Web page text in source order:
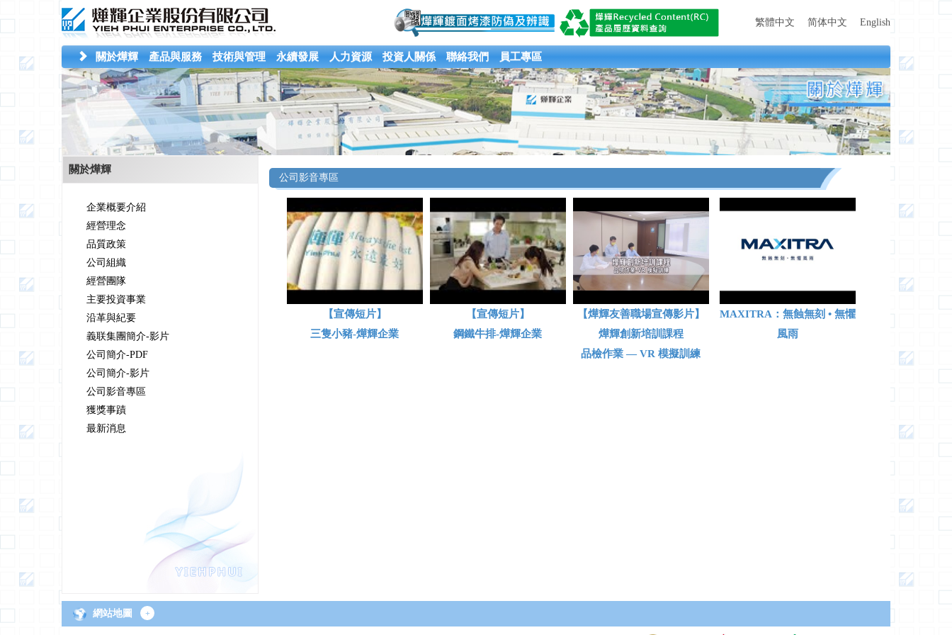
繁體中文 简体中文 English
關於燁輝 產品與服務 技術與管理 永續發展 人力資源 投資人關係 聯絡我們 員工專區
關於燁輝
企業概要介紹
經營理念
品質政策
公司組織
經營團隊
主要投資事業
沿革與紀要
義联集團簡介-影片
公司簡介-PDF
公司簡介-影片
公司影音專區
獲獎事蹟
最新消息
公司影音專區
【宣傳短片】
三隻小豬-燁輝企業
【宣傳短片】
鋼鐵牛排-燁輝企業
【燁輝友善職場宣傳影片】
燁輝創新培訓課程
品檢作業 — VR 模擬訓練
MAXITRA：無蝕無刻 • 無懼
風雨
網站地圖 +